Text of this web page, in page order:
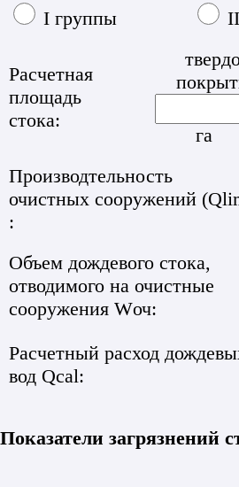
I группы
Расчетная
площадь
стока:
га
Производтельность
очистных сооружений
:
Объем дождевого стока,
отводимого на очистные
сооружения Wоч:
Расчетный расход
вод Qcal:
Показатели загрязнений